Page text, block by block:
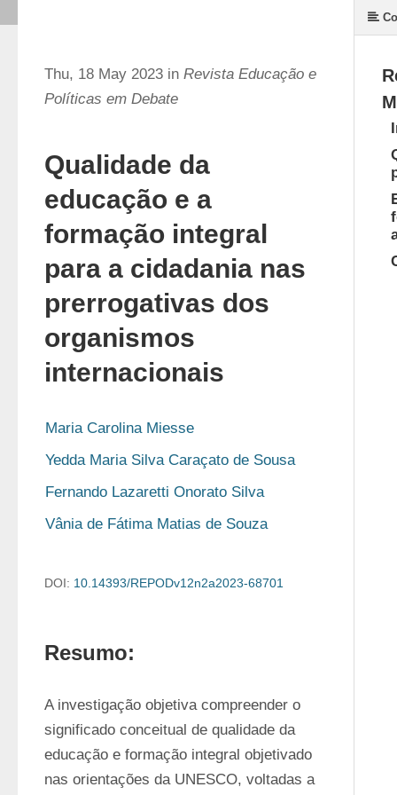
Thu, 18 May 2023 in Revista Educação e
Políticas em Debate
Qualidade da
educação e a
formação integral
para a cidadania nas
prerrogativas dos
organismos
internacionais
Maria Carolina Miesse
Yedda Maria Silva Caraçato de Sousa
Fernando Lazaretti Onorato Silva
Vânia de Fátima Matias de Souza
DOI: 10.14393/REPODv12n2a2023-68701
Resumo:
A investigação objetiva compreender o
significado conceitual de qualidade da
educação e formação integral objetivado
nas orientações da UNESCO, voltadas a